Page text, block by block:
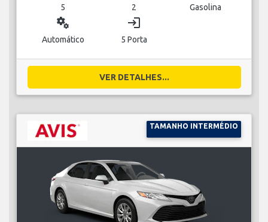
5 2 Gasolina
miscellaneous_services
Automático
login
5 Porta
VER DETALHES...
TAMANHO INTERMÉDIO